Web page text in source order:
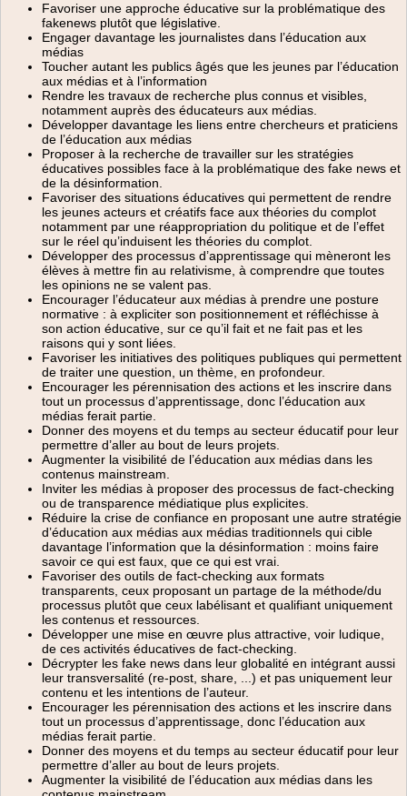
Favoriser une approche éducative sur la problématique des
fakenews plutôt que législative.
Engager davantage les journalistes dans l’éducation aux
médias
Toucher autant les publics âgés que les jeunes par l’éducation
aux médias et à l’information
Rendre les travaux de recherche plus connus et visibles,
notamment auprès des éducateurs aux médias.
Développer davantage les liens entre chercheurs et praticiens
de l’éducation aux médias
Proposer à la recherche de travailler sur les stratégies
éducatives possibles face à la problématique des fake news et
de la désinformation.
Favoriser des situations éducatives qui permettent de rendre
les jeunes acteurs et créatifs face aux théories du complot
notamment par une réappropriation du politique et de l’effet
sur le réel qu’induisent les théories du complot.
Développer des processus d’apprentissage qui mèneront les
élèves à mettre fin au relativisme, à comprendre que toutes
les opinions ne se valent pas.
Encourager l’éducateur aux médias à prendre une posture
normative : à expliciter son positionnement et réfléchisse à
son action éducative, sur ce qu’il fait et ne fait pas et les
raisons qui y sont liées.
Favoriser les initiatives des politiques publiques qui permettent
de traiter une question, un thème, en profondeur.
Encourager les pérennisation des actions et les inscrire dans
tout un processus d’apprentissage, donc l’éducation aux
médias ferait partie.
Donner des moyens et du temps au secteur éducatif pour leur
permettre d’aller au bout de leurs projets.
Augmenter la visibilité de l’éducation aux médias dans les
contenus mainstream.
Inviter les médias à proposer des processus de fact-checking
ou de transparence médiatique plus explicites.
Réduire la crise de confiance en proposant une autre stratégie
d’éducation aux médias aux médias traditionnels qui cible
davantage l’information que la désinformation : moins faire
savoir ce qui est faux, que ce qui est vrai.
Favoriser des outils de fact-checking aux formats
transparents, ceux proposant un partage de la méthode/du
processus plutôt que ceux labélisant et qualifiant uniquement
les contenus et ressources.
Développer une mise en œuvre plus attractive, voir ludique,
de ces activités éducatives de fact-checking.
Décrypter les fake news dans leur globalité en intégrant aussi
leur transversalité (re-post, share, ...) et pas uniquement leur
contenu et les intentions de l’auteur.
Encourager les pérennisation des actions et les inscrire dans
tout un processus d’apprentissage, donc l’éducation aux
médias ferait partie.
Donner des moyens et du temps au secteur éducatif pour leur
permettre d’aller au bout de leurs projets.
Augmenter la visibilité de l’éducation aux médias dans les